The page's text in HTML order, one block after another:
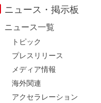
ニュース・掲示板
ニュース一覧
トピック
プレスリリース
メディア情報
海外関連
アクセラレーション